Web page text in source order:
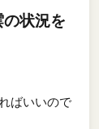
状況を
ばいいので